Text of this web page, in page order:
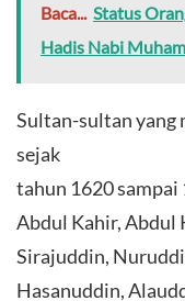
Baca... Status
Hadis Nabi
Sultan-sultan yang
sejak
tahun 1620
Abdul Kahir, Abdul
Sirajuddin,
Hasanuddin,